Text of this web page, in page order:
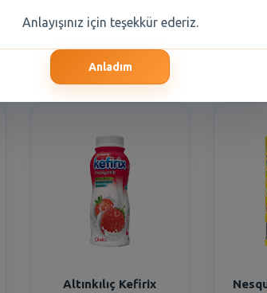
155,25 TL
Altınkılıç Kefirix
Anlayışınız için teşekkür ederiz.
Anladım